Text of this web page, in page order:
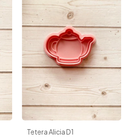
Tetera Alicia D1